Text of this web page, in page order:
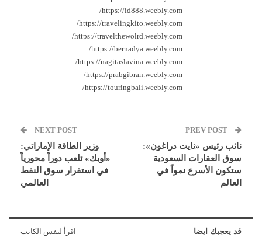
https://id888.weebly.com/
https://travelingkito.weebly.com/
https://travelthewolrd.weebly.com/
https://bernadya.weebly.com/
https://nagitaslavina.weebly.com/
https://prabgibran.weebly.com/
https://touringbali.weebly.com/
نائب رئيس «نايت دراغون»:
سوق العقارات السعودية
ستكون الأسرع نمواً في
العالم
NEXT POST
وزير الطاقة الإماراتي:
«أوبك» تلعب دوراً محورياً
في استقرار سوق النفط
العالمي
قد يعجبك ايضا اقرأ لنفس الكاتب